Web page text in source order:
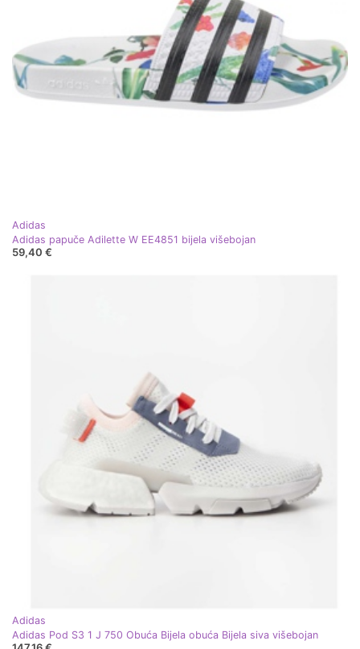
Adidas
Adidas papuče Adilette W EE4851 bijela višebojan
59,40 €
Adidas
Adidas Pod S3 1 J 750 Obuća Bijela obuća Bijela siva višebojan